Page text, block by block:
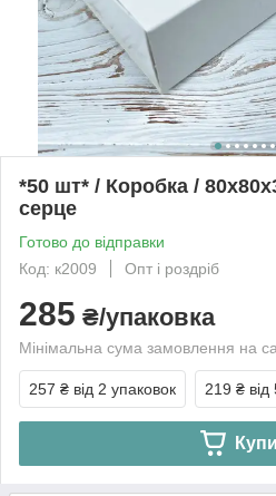
*50 шт* / Коробка /
серце
Готово до відправки
Код: к2009
Опт і роздріб
285 ₴/упаковка
Мінімальна сума замовлення на
257 ₴ від 2 упаковок 219 ₴